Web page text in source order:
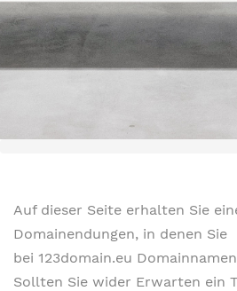
Auf dieser Seite erhalten Sie
Domainendungen, in denen Sie
bei 123domain.eu
Sollten Sie wider Erwarten ein